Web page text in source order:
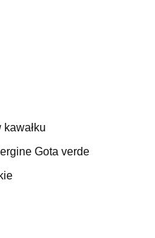
kawałku
Gota verde